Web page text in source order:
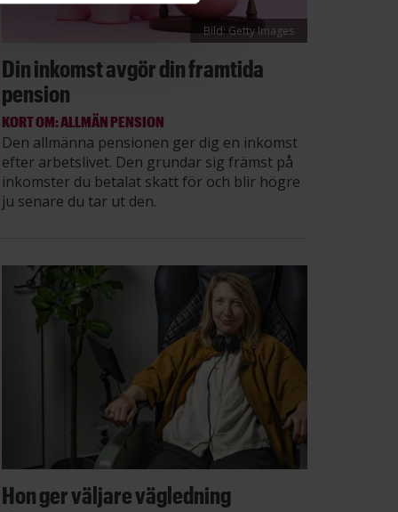
Bild: Getty Images
Din inkomst avgör din framtida
pension
KORT OM: ALLMÄN PENSION
Den allmänna pensionen ger dig en inkomst
efter arbetslivet. Den grundar sig främst på
inkomster du betalat skatt för och blir högre
ju senare du tar ut den.
Hon ger väljare vägledning